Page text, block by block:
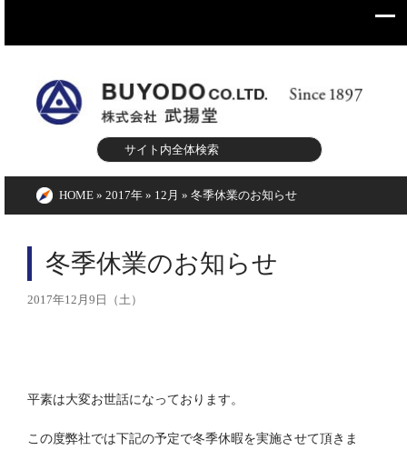
HOME » 2017年 » 12月 » 冬季休業のお知らせ
冬季休業のお知らせ
2017年12月9日（土）
平素は大変お世話になっております。
この度弊社では下記の予定で冬季休暇を実施させて頂きま